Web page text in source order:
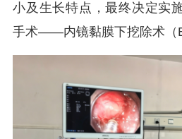
小及生长特点，最终决定实
手术——内镜黏膜下挖除术（